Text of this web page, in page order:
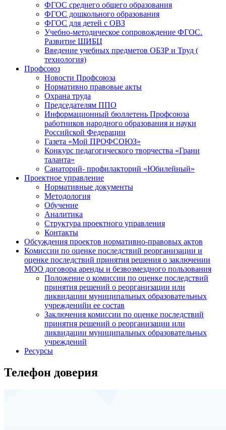
ФГОС среднего общего образования
ФГОС дошкольного образования
ФГОС для детей с ОВЗ
Учебно-методическое сопровождение ФГОС.
Развитие ШИБЦ
Введение учебных предметов ОБЗР и Труд (
технология)
Профсоюз
Новости Профсоюза
Нормативно правовые акты
Охрана труда
Председателям ППО
Информационный бюллетень Профсоюза
работников народного образования и науки
Российской Федерации
Газета «Мой ПРОФСОЮЗ»
Конкурс педагогического творчества «Грани
таланта»
Санаторий- профилакторий «Юбилейный»
Проектное управление
Нормативные документы
Методология
Обучение
Аналитика
Структура проектного управления
Контакты
Обсуждения проектов нормативно-правовых актов
Комиссии по оценке последствий реорганизации и
оценке последствий принятия решения о заключении
МОО договора аренды и безвозмездного пользования
Положение о комиссии по оценке последствий
принятия решений о реорганизации или
ликвидации муниципальных образовательных
учрежденийи ее состав
Заключения комиссии по оценке последствий
принятия решений о реорганизации или
ликвидации муниципальных образовательных
учреждений
Ресурсы
Телефон доверия